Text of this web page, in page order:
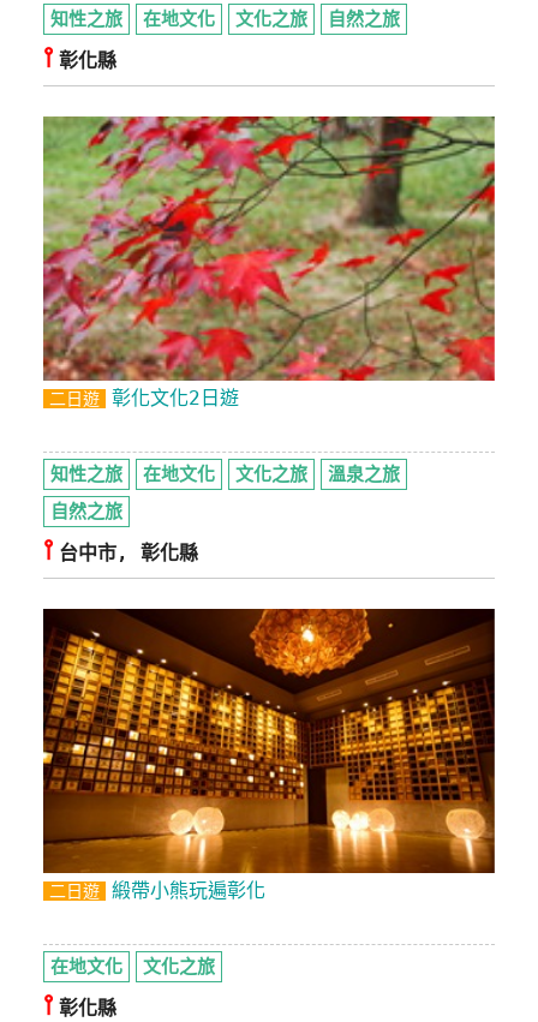
知性之旅 在地文化 文化之旅 自然之旅
⫯ 彰化縣
二日遊 彰化文化2日遊
知性之旅 在地文化 文化之旅
溫泉之旅
自然之旅
⫯ 台中市, 彰化縣
二日遊 緞帶小熊玩遍彰化
在地文化 文化之旅
⫯ 彰化縣